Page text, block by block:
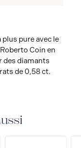
plus pure avec le
Coin en
des diamants
de 0,58 ct.